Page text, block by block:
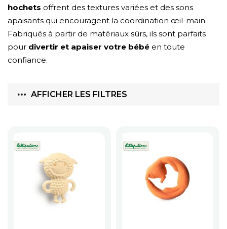
hochets offrent des textures variées et des sons
apaisants qui encouragent la coordination œil-main.
Fabriqués à partir de matériaux sûrs, ils sont parfaits
pour divertir et apaiser votre bébé en toute
confiance.
AFFICHER LES FILTRES